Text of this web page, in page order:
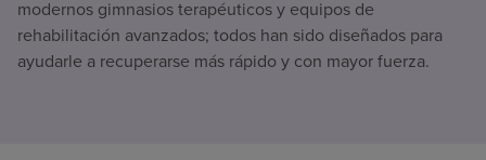
modernos gimnasios terapéuticos y equipos de
rehabilitación avanzados; todos han sido diseñados para
ayudarle a recuperarse más rápido y con mayor fuerza.